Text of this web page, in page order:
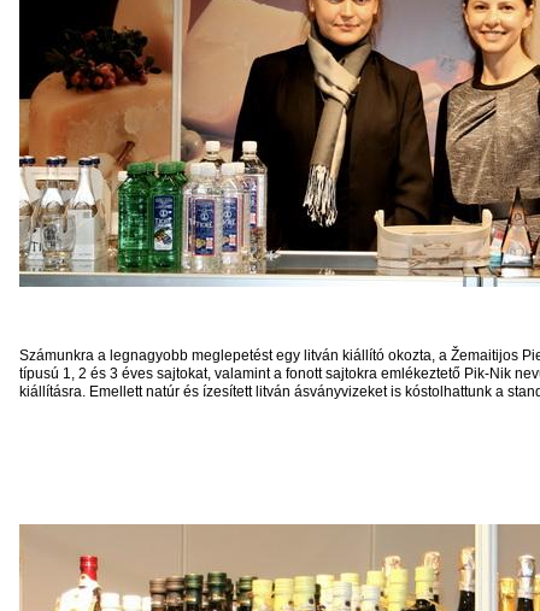
Számunkra a legnagyobb meglepetést egy litván kiállító okozta, a Žemaitijos
típusú 1, 2 és 3 éves sajtokat, valamint a fonott sajtokra emlékeztető Pik-Nik
kiállításra. Emellett natúr és ízesített litván ásványvizeket is kóstolhattunk a